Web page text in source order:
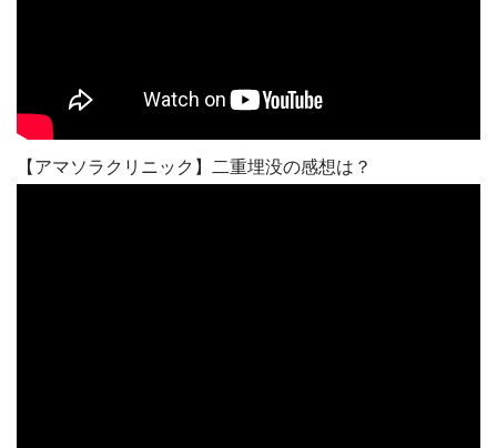
【アマソラクリニック】二重埋没の感想は？